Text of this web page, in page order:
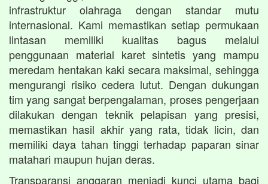
infrastruktur olahraga dengan standar mutu
internasional. Kami memastikan setiap permukaan
lintasan memiliki kualitas bagus melalui
penggunaan material karet sintetis yang mampu
meredam hentakan kaki secara maksimal, sehingga
mengurangi risiko cedera lutut. Dengan dukungan
tim yang sangat berpengalaman, proses pengerjaan
dilakukan dengan teknik pelapisan yang presisi,
memastikan hasil akhir yang rata, tidak licin, dan
memiliki daya tahan tinggi terhadap paparan sinar
matahari maupun hujan deras.
Transparansi anggaran menjadi kunci utama bagi